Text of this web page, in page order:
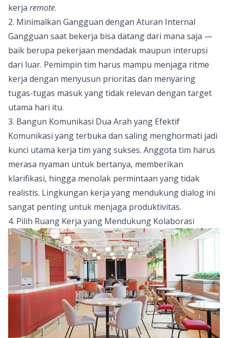
kerja remote.
2. Minimalkan Gangguan dengan Aturan Internal
Gangguan saat bekerja bisa datang dari mana saja —
baik berupa pekerjaan mendadak maupun interupsi
dari luar. Pemimpin tim harus mampu menjaga ritme
kerja dengan menyusun prioritas dan menyaring
tugas-tugas masuk yang tidak relevan dengan target
utama hari itu.
3. Bangun Komunikasi Dua Arah yang Efektif
Komunikasi yang terbuka dan saling menghormati jadi
kunci utama kerja tim yang sukses. Anggota tim harus
merasa nyaman untuk bertanya, memberikan
klarifikasi, hingga menolak permintaan yang tidak
realistis. Lingkungan kerja yang mendukung dialog ini
sangat penting untuk menjaga produktivitas.
4. Pilih Ruang Kerja yang Mendukung Kolaborasi